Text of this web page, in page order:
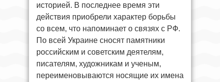
историей. В последнее время эти
действия приобрели характер борьбы
со всем, что напоминает о связях с РФ.
По всей Украине сносят памятники
российским и советским деятелям,
писателям, художникам и ученым,
переименовываются носящие их имена